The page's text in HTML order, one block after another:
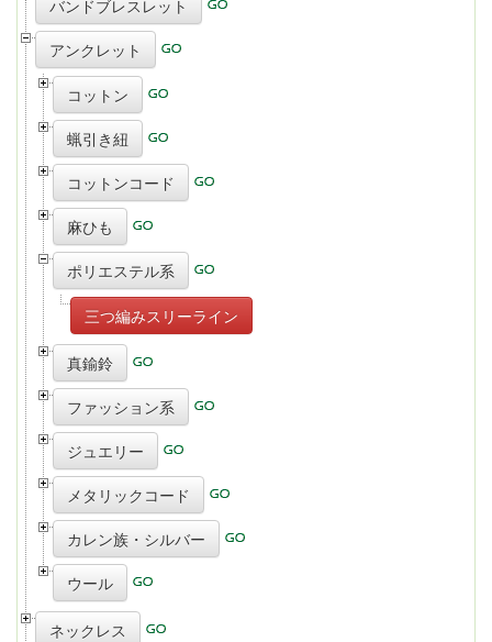
バンドブレスレット
アンクレット
コットン
蝋引き紐
コットンコード
麻ひも
ポリエステル系
三つ編みスリーライン
真鍮鈴
ファッション系
ジュエリー
メタリックコード
カレン族・シルバー
ウール
ネックレス